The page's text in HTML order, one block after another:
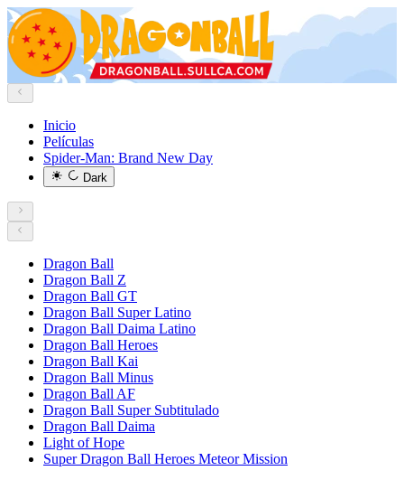
Inicio
Películas
Spider-Man: Brand New Day
Dark
Dragon Ball
Dragon Ball Z
Dragon Ball GT
Dragon Ball Super Latino
Dragon Ball Daima Latino
Dragon Ball Heroes
Dragon Ball Kai
Dragon Ball Minus
Dragon Ball AF
Dragon Ball Super Subtitulado
Dragon Ball Daima
Light of Hope
Super Dragon Ball Heroes Meteor Mission